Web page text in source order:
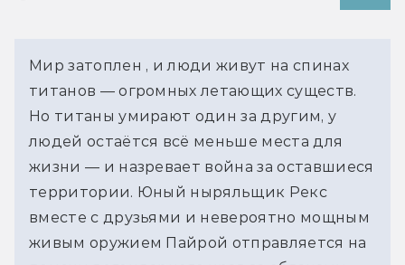
Мир затоплен , и люди живут на спинах
титанов — огромных летающих существ.
Но титаны умирают один за другим, у
людей остаётся всё меньше места для
жизни — и назревает война за оставшиеся
территории. Юный ныряльщик Рекс
вместе с друзьями и невероятно мощным
живым оружием Пайрой отправляется на